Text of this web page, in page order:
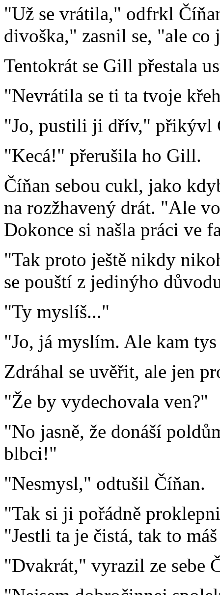
"Už se vrátila," odfrkl
divoška," zasnil se, "ale
Tentokrát se Gill přestala
"Nevrátila se ti ta tvoje
"Jo, pustili ji dřív," přikývl
"Kecá!" přerušila ho Gill.
Číňan sebou cukl, jako
na rozžhavený drát. "Ale
Dokonce si našla práci ve
"Tak proto ještě nikdy
se pouští z jedinýho
"Ty myslíš..."
"Jo, já myslím. Ale kam
Zdráhal se uvěřit, ale jen
"Že by vydechovala ven?"
"No jasně, že donáší
blbci!"
"Nesmysl," odtušil Číňan.
"Tak si ji pořádně
"Jestli ta je čistá, tak to
"Dvakrát," vyrazil ze sebe